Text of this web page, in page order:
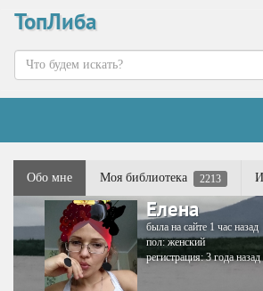
ТопЛиба
Обо мне Моя библиотека 2213
Елена
была на сайте 1 час назад
пол: женский
регистрация: 3 года назад